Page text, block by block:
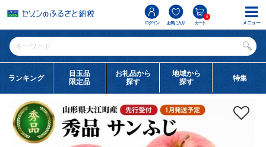
ログイン お気に入り カート
0
ランキング
目玉品
限定品
お礼品から
探す
地域から
探す
特集
メニュー